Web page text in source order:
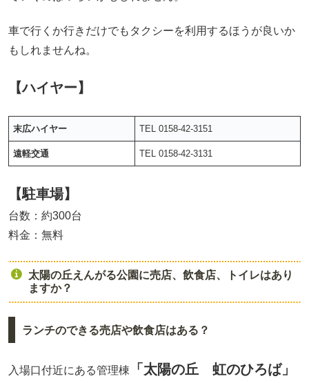
車で行くか行きだけでもタクシーを利用するほうが良いか
もしれませんね。
【ハイヤー】
末広ハイヤー TEL 0158-42-3151
遠軽交通 TEL 0158-42-3131
【駐車場】
台数：約300台
料金：無料
太陽の丘えんがる公園に売店、飲食店、トイレはあり
ますか？
ランチのできる売店や飲食店はある？
入場口付近にある管理棟 「太陽の丘 虹のひろば」